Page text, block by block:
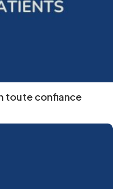
toute confiance